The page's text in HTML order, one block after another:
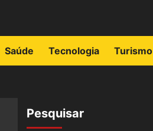
Saúde Tecnologia Turismo
Pesquisar